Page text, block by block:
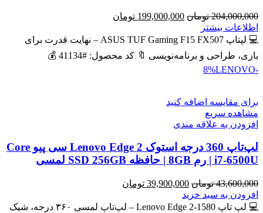
204,000,000 تومان قیمت
204,000,000 تومان
199,000,000 تومان
199,000,000 تومان
است.
اطلاعات بیشتر
💻 لپتاپ ASUS TUF Gaming F15 FX507 – نهایت قدرت برای
بازی، طراحی و برنامه‌نویسی 🔖 کد محصول: #41134 💰
-8%
LENOVO
برای مقایسه اضافه کنید
مشاهده سریع
افزودن به علاقه مندی
لپ‌تاپ 360 درجه استوک Lenovo Edge 2 سی پیو Core
i7-6500U | رم 8GB | حافظه SSD 256GB لمسی
43,600,000 تومان قیمت
اصلی
43,600,000 تومان
39,900,000 تومان
39,900,000 تومان
افزودن به سبد خرید
💻 لپ تاپ Lenovo Edge 2-1580 – لپ‌تاپ لمسی ۳۶۰ درجه، شیک